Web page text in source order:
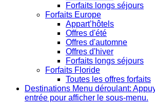
Forfaits longs séjours
Forfaits Europe
Appart’hôtels
Offres d'été
Offres d'automne
Offres d'hiver
Forfaits longs séjours
Forfaits Floride
Toutes les offres forfaits
Destinations Menu déroulant:
entrée pour afficher le sous-menu.